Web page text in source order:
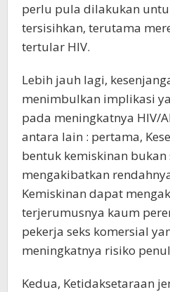
perlu pula dilakukan
tersisihkan, terutama
tertular HIV.
Lebih jauh lagi,
menimbulkan implikasi
pada meningkatnya HIV/
antara lain : pertama,
bentuk kemiskinan
mengakibatkan
Kemiskinan dapat
terjerumusnya kaum
pekerja seks komersial
meningkatnya risiko
Kedua, Ketidaksetaraan